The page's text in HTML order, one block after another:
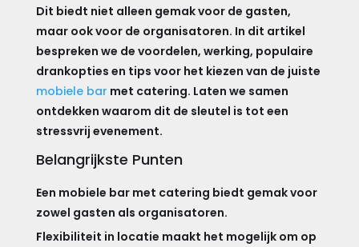
Dit biedt niet alleen gemak voor de gasten,
maar ook voor de organisatoren. In dit artikel
bespreken we de voordelen, werking, populaire
drankopties en tips voor het kiezen van de juiste
mobiele bar met catering. Laten we samen
ontdekken waarom dit de sleutel is tot een
stressvrij evenement.
Belangrijkste Punten
Een mobiele bar met catering biedt gemak voor
zowel gasten als organisatoren.
Flexibiliteit in locatie maakt het mogelijk om op